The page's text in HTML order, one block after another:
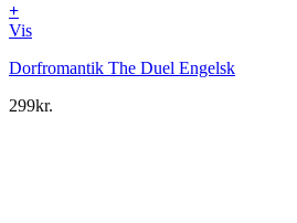
+
Vis
Dorfromantik The Duel Engelsk
299kr.